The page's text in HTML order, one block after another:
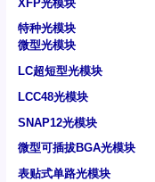
XFP光模块
特种光模块
微型光模块
LC超短型光模块
LCC48光模块
SNAP12光模块
微型可插拔BGA光模块
表贴式单路光模块